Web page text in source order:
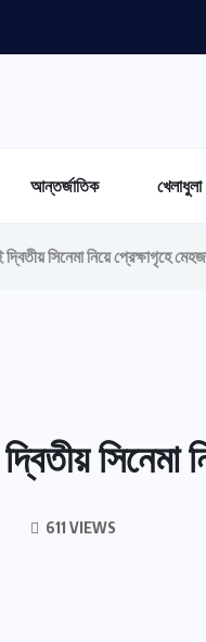
আন্তর্জাতিক খেলাধুলা
সিনেমা নিয়ে প্রেক্ষাগৃহে
সিনেমা
611 VIEWS